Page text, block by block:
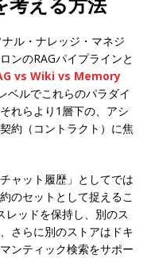
ル・ナレッジ・マネジ
ンのRAGパイプラインと
vs Wiki vs Memory
ベルでこれらのパラダイ
れらより1層下の、アシ
約（コントラクト）に焦
ャット履歴」としてでは
のセットとして捉えるこ
レッドを保持し、別のス
さらに別のストアはドキ
ンティック検索をサポー